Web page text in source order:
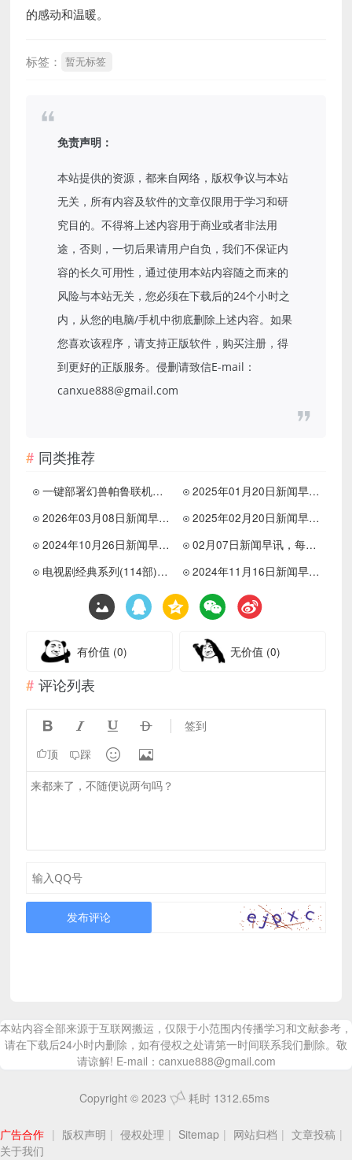
的感动和温暖。
标签： 暂无标签
免责声明：
本站提供的资源，都来自网络，版权争议与本站
无关，所有内容及软件的文章仅限用于学习和研
究目的。不得将上述内容用于商业或者非法用
途，否则，一切后果请用户自负，我们不保证内
容的长久可用性，通过使用本站内容随之而来的
风险与本站无关，您必须在下载后的24个小时之
内，从您的电脑/手机中彻底删除上述内容。如果
您喜欢该程序，请支持正版软件，购买注册，得
到更好的正版服务。侵删请致信E-mail：
canxue888@gmail.com
同类推荐
一键部署幻兽帕鲁联机服务器教程
2025年01月20日新闻早讯，每天60s读懂世界
2026年03月08日新闻早讯，每天60s读懂世界
2025年02月20日新闻早讯，每天60s读懂世界
2024年10月26日新闻早讯，每天60s读懂世界
02月07日新闻早讯，每天60s读懂世界
电视剧经典系列(114部)超级多合集
2024年11月16日新闻早讯，每天60s读懂世界
有价值 (0) 无价值 (0)
评论列表
    签到
顶 踩  
发布评论
本站内容全部来源于互联网搬运，仅限于小范围内传播学习和文献参考，
请在下载后24小时内删除，如有侵权之处请第一时间联系我们删除。敬
请谅解! E-mail：canxue888@gmail.com
Copyright © 2023 耗时 1312.65ms
广告合作 | 版权声明 | 侵权处理 | Sitemap | 网站归档 | 文章投稿 |
关于我们